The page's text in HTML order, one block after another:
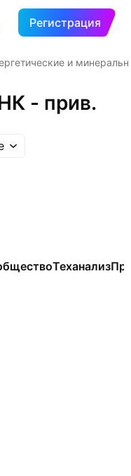
Регистрация
и
- прив.
Теханализ